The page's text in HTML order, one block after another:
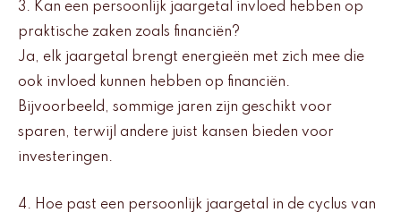
3. Kan een persoonlijk jaargetal invloed hebben op
praktische zaken zoals financiën?
Ja, elk jaargetal brengt energieën met zich mee die
ook invloed kunnen hebben op financiën.
Bijvoorbeeld, sommige jaren zijn geschikt voor
sparen, terwijl andere juist kansen bieden voor
investeringen.
4. Hoe past een persoonlijk jaargetal in de cyclus van